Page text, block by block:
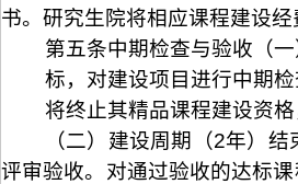
书。研究生院将相应课程建设经
第五条中期检查与验收（
标，对建设项目进行中期
将终止其精品课程建设资格
（二）建设周期（2年）结
评审验收。对通过验收的达标